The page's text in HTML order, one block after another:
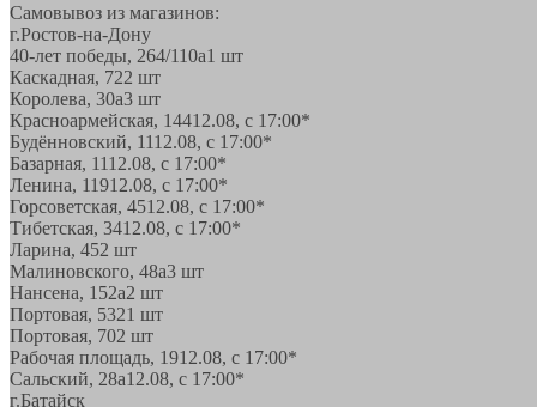
Самовывоз из магазинов:
г.Ростов-на-Дону
40-лет победы, 264/110а1 шт
Каскадная, 722 шт
Королева, 30а3 шт
Красноармейская, 14412.08, с 17:00*
Будённовский, 1112.08, с 17:00*
Базарная, 1112.08, с 17:00*
Ленина, 11912.08, с 17:00*
Горсоветская, 4512.08, с 17:00*
Тибетская, 3412.08, с 17:00*
Ларина, 452 шт
Малиновского, 48а3 шт
Нансена, 152а2 шт
Портовая, 5321 шт
Портовая, 702 шт
Рабочая площадь, 1912.08, с 17:00*
Сальский, 28a12.08, с 17:00*
г.Батайск